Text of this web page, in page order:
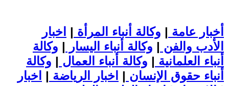
أخبار عامة | وكالة أنباء المرأة | اخبار
الأدب والفن | وكالة أنباء اليسار | وكالة
أنباء العلمانية | وكالة أنباء العمال | وكالة
أنباء حقوق الإنسان | اخبار الرياضة | اخبار